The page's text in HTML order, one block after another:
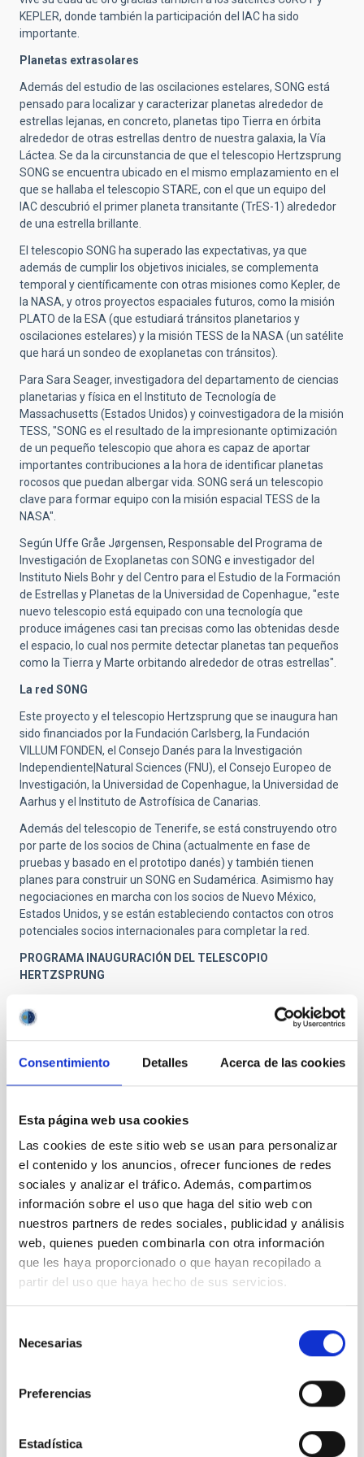
Consentimiento Detalles Acerca de las cookies
Esta página web usa cookies
Las cookies de este sitio web se usan para personalizar
el contenido y los anuncios, ofrecer funciones de redes
sociales y analizar el tráfico. Además, compartimos
información sobre el uso que haga del sitio web con
nuestros partners de redes sociales, publicidad y análisis
web, quienes pueden combinarla con otra información
que les haya proporcionado o que hayan recopilado a
partir del uso que haya hecho de sus servicios.
Necesarias
Preferencias
Estadística
KEPLER, donde también la participación del IAC ha sido
importante.
Planetas extrasolares
Además del estudio de las oscilaciones estelares, SONG está
pensado para localizar y caracterizar planetas alrededor de
estrellas lejanas, en concreto, planetas tipo Tierra en órbita
alrededor de otras estrellas dentro de nuestra galaxia, la Vía
Láctea. Se da la circunstancia de que el telescopio Hertzsprung
SONG se encuentra ubicado en el mismo emplazamiento en el
que se hallaba el telescopio STARE, con el que un equipo del
IAC descubrió el primer planeta transitante (TrES-1) alrededor
de una estrella brillante.
El telescopio SONG ha superado las expectativas, ya que
además de cumplir los objetivos iniciales, se complementa
temporal y científicamente con otras misiones como Kepler, de
la NASA, y otros proyectos espaciales futuros, como la misión
PLATO de la ESA (que estudiará tránsitos planetarios y
oscilaciones estelares) y la misión TESS de la NASA (un satélite
que hará un sondeo de exoplanetas con tránsitos).
Para Sara Seager, investigadora del departamento de ciencias
planetarias y física en el Instituto de Tecnología de
Massachusetts (Estados Unidos) y coinvestigadora de la misión
TESS, "SONG es el resultado de la impresionante optimización
de un pequeño telescopio que ahora es capaz de aportar
importantes contribuciones a la hora de identificar planetas
rocosos que puedan albergar vida. SONG será un telescopio
clave para formar equipo con la misión espacial TESS de la
NASA".
Según Uffe Gråe Jørgensen, Responsable del Programa de
Investigación de Exoplanetas con SONG e investigador del
Instituto Niels Bohr y del Centro para el Estudio de la Formación
de Estrellas y Planetas de la Universidad de Copenhague, "este
nuevo telescopio está equipado con una tecnología que
produce imágenes casi tan precisas como las obtenidas desde
el espacio, lo cual nos permite detectar planetas tan pequeños
como la Tierra y Marte orbitando alrededor de otras estrellas".
La red SONG
Este proyecto y el telescopio Hertzsprung que se inaugura han
sido financiados por la Fundación Carlsberg, la Fundación
VILLUM FONDEN, el Consejo Danés para la Investigación
Independiente|Natural Sciences (FNU), el Consejo Europeo de
Investigación, la Universidad de Copenhague, la Universidad de
Aarhus y el Instituto de Astrofísica de Canarias.
Además del telescopio de Tenerife, se está construyendo otro
por parte de los socios de China (actualmente en fase de
pruebas y basado en el prototipo danés) y también tienen
planes para construir un SONG en Sudamérica. Asimismo hay
negociaciones en marcha con los socios de Nuevo México,
Estados Unidos, y se están estableciendo contactos con otros
potenciales socios internacionales para completar la red.
PROGRAMA INAUGURACIÓN DEL TELESCOPIO
HERTZSPRUNG
Llegada al Observatorio del Teide
Ceremonia de Inauguración
Explicación divulgativa del telescopio Hertzsprung y
observaciones del Sol en directo
17:30
Recepción en la Residencia del Observatorio
19:00
Puesta de Sol
19:45
Puesta en marcha del telescopio Hertzsprung
Observaciones nocturnas en las inmediaciones del telescopio
Pere Pallé (Responsable Científico de la Colaboración